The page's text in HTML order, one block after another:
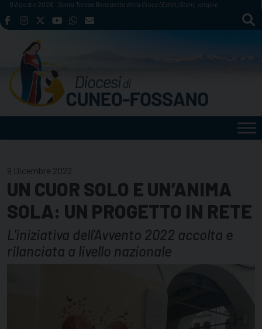
Skip
to
9 Agosto 2026 Santa Teresa Benedetta della Croce (Edith) Stein, vergine
9 Dicembre 2022
UN CUOR SOLO E UN’ANIMA
SOLA: UN PROGETTO IN RETE
L'iniziativa dell'Avvento 2022 accolta e
rilanciata a livello nazionale